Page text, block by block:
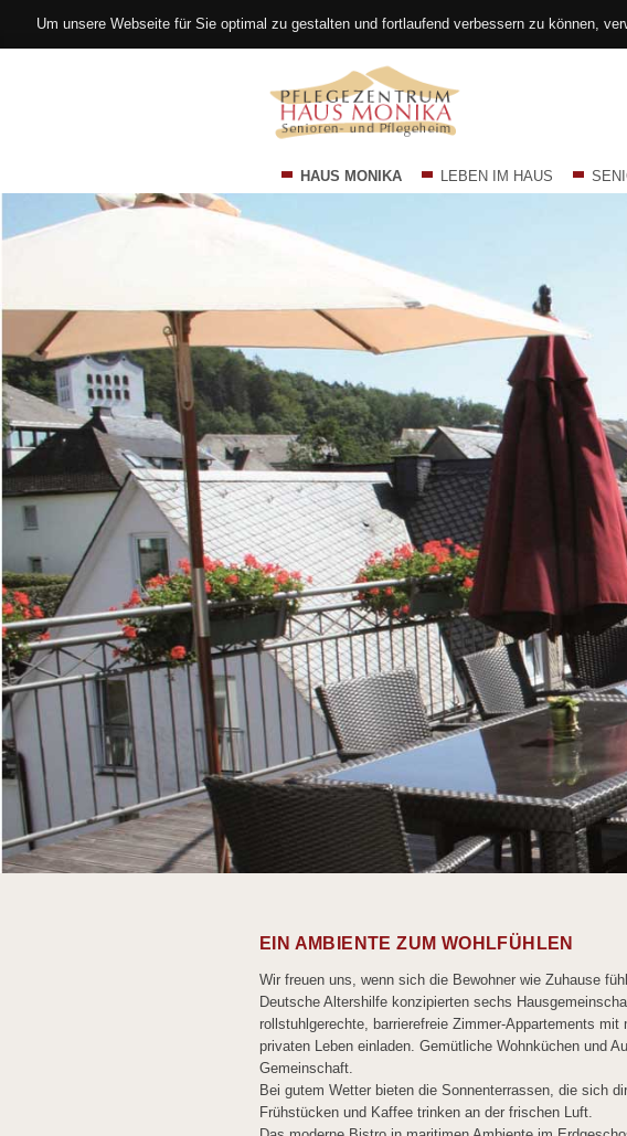
Um unsere Webseite für Sie optimal zu gestalten und fortlaufend verbessern zu können,
Navigation
überspringen
HAUS MONIKA LEBEN IM HAUS
EIN AMBIENTE ZUM WOHLFÜHLEN
Wir freuen uns, wenn sich die Bewohner wie Zuhause
Deutsche Altershilfe konzipierten sechs
rollstuhlgerechte, barrierefreie Zimmer-Appartements
privaten Leben einladen. Gemütliche Wohnküchen und
Gemeinschaft.
Bei gutem Wetter bieten die Sonnenterrassen, die sich
Frühstücken und Kaffee trinken an der frischen Luft.